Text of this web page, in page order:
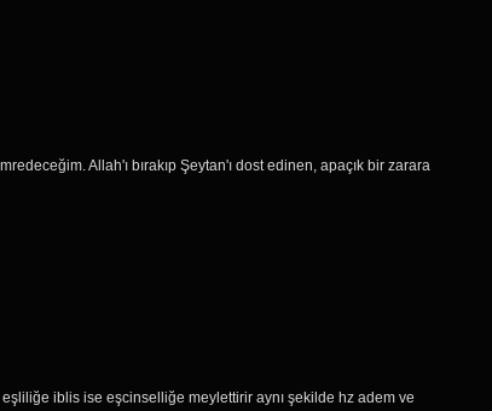
Allah'ı bırakıp Şeytan'ı dost edinen, apaçık bir zarara
iblis ise eşcinselliğe meylettirir aynı şekilde hz adem ve